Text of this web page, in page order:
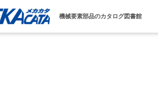
機械要素部品のカタログ図書館